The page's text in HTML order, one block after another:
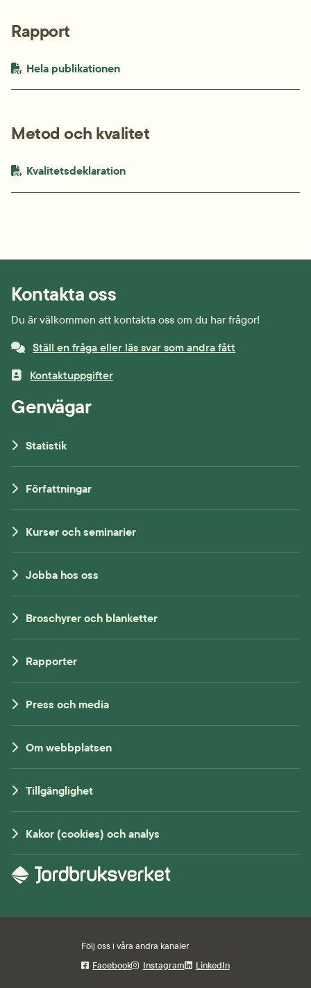
Rapport
PDF-fil.
Hela publikationenpdf, 1.3 MB.
Metod och kvalitet
PDF-fil.
Kvalitetsdeklarationpdf, 529.7 kB.
Kontakta oss
Du är välkommen att kontakta oss om du har frågor!
Ställ en fråga eller läs svar som andra fått
Kontaktuppgifter
Genvägar
Statistik
Författningar
Kurser och seminarier
Jobba hos oss
Broschyrer och blanketter
Rapporter
Press och media
Om webbplatsen
Tillgänglighet
Kakor (cookies) och analys
Följ oss i våra andra kanaler
Facebook
Instagram LinkedIn